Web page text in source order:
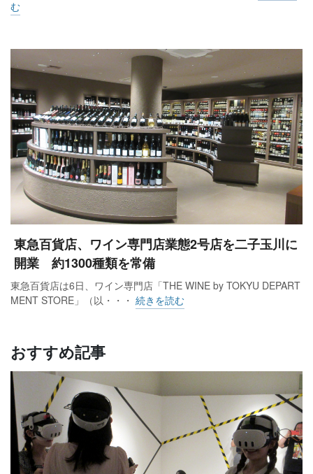
む
東急百貨店、ワイン専門店業態2号店を二子玉川に
開業 約1300種類を常備
東急百貨店は6日、ワイン専門店「THE WINE by TOKYU DEPART
MENT STORE」（以・・・ 続きを読む
おすすめ記事